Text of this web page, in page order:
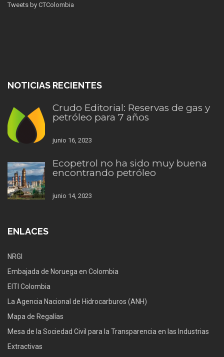
Tweets by CTColombia
NOTICIAS RECIENTES
Crudo Editorial: Reservas de gas y
petróleo para 7 años
junio 16, 2023
Ecopetrol no ha sido muy buena
encontrando petróleo
junio 14, 2023
ENLACES
NRGI
Embajada de Noruega en Colombia
EITI Colombia
La Agencia Nacional de Hidrocarburos (ANH)
Mapa de Regalías
Mesa de la Sociedad Civil para la Transparencia en las Industrias
Extractivas